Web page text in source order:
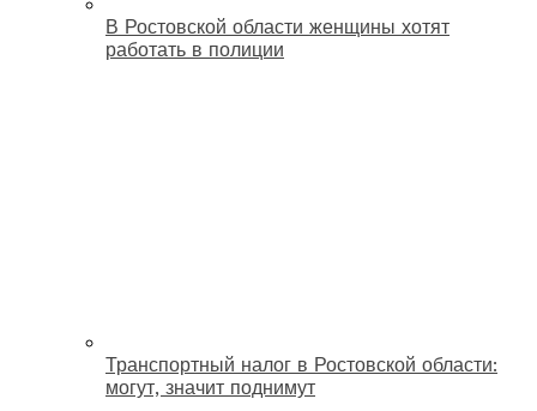
В Ростовской области женщины хотят
работать в полиции
Транспортный налог в Ростовской области:
могут, значит поднимут